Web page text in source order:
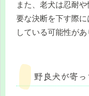
また、老犬は忍耐
要な決断を下す際
している可能性があ
野良犬が寄